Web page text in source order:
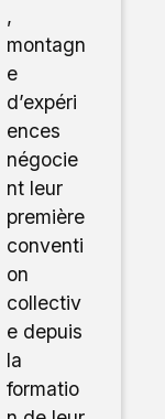
,
montagn
e
d’expéri
ences
négocie
nt leur
première
conventi
on
collectiv
e depuis
la
formatio